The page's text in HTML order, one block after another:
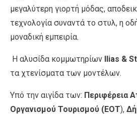
μεγαλύτερη γιορτή μόδας,
τεχνολογία συναντά το στυλ, η
μοναδική εμπειρία.
Η αλυσίδα κομμωτηρίων Ilias &
τα χτενίσματα των μοντέλων.
Υπό την αιγίδα των: Περιφέρεια
Οργανισμού Τουρισμού (ΕΟΤ),